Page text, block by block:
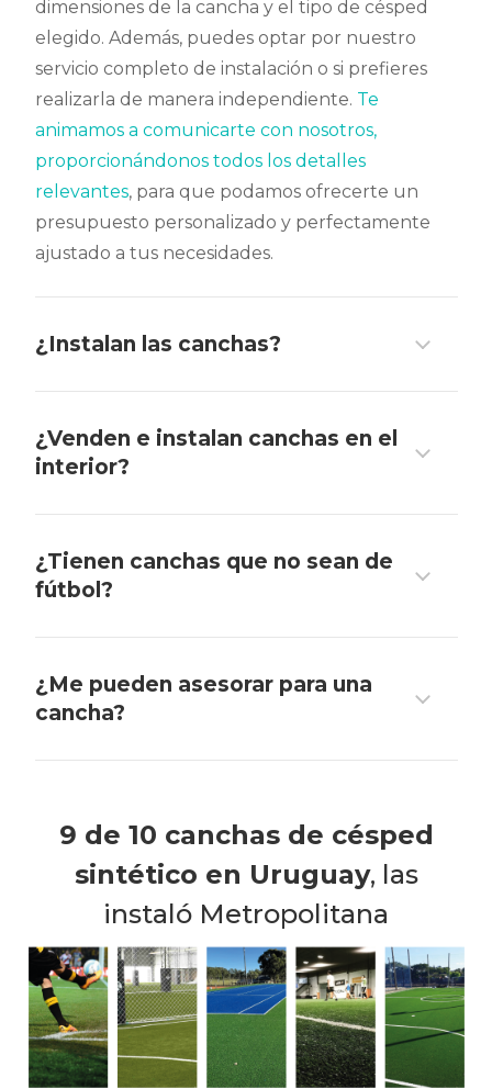
dimensiones de la cancha y el tipo de césped
elegido. Además, puedes optar por nuestro
servicio completo de instalación o si prefieres
realizarla de manera independiente. Te
animamos a comunicarte con nosotros,
proporcionándonos todos los detalles
relevantes, para que podamos ofrecerte un
presupuesto personalizado y perfectamente
ajustado a tus necesidades.
¿Instalan las canchas?
¿Venden e instalan canchas en el
interior?
¿Tienen canchas que no sean de
fútbol?
¿Me pueden asesorar para una
cancha?
9 de 10 canchas de césped
sintético en Uruguay, las
instaló Metropolitana